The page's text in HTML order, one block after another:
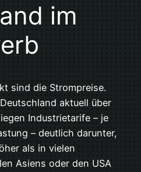
im
sind die Strompreise.
aktuell über
Industrietarife – je
– deutlich darunter,
als in vielen
Asiens oder den USA